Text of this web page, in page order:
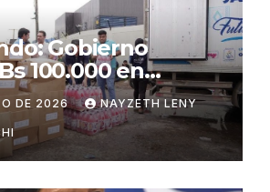
Gobierno
100.000 en
afectados
DE 2026 NAYZETH LENY